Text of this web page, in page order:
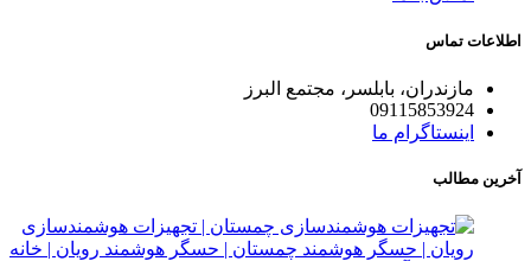
اطلاعات تماس
مازندران، بابلسر، مجتمع البرز
09115853924
اینستاگرام ما
آخرین مطالب